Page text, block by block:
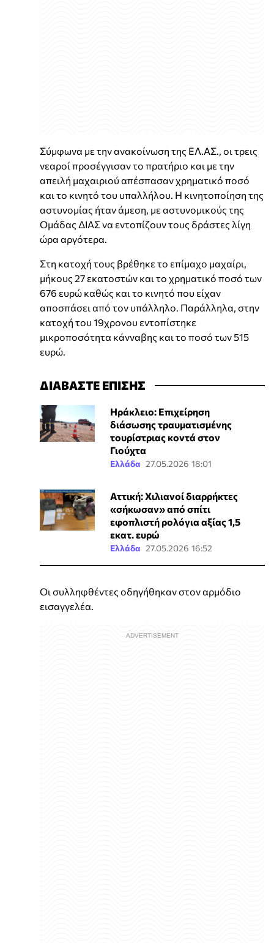
Σύμφωνα με την ανακοίνωση της ΕΛ.ΑΣ., οι τρεις
νεαροί προσέγγισαν το πρατήριο και με την
απειλή μαχαιριού απέσπασαν χρηματικό ποσό
και το κινητό του υπαλλήλου. Η κινητοποίηση της
αστυνομίας ήταν άμεση, με αστυνομικούς της
Ομάδας ΔΙΑΣ να εντοπίζουν τους δράστες λίγη
ώρα αργότερα.
Στη κατοχή τους βρέθηκε το επίμαχο μαχαίρι,
μήκους 27 εκατοστών και το χρηματικό ποσό των
676 ευρώ καθώς και το κινητό που είχαν
αποσπάσει από τον υπάλληλο. Παράλληλα, στην
κατοχή του 19χρονου εντοπίστηκε
μικροποσότητα κάνναβης και το ποσό των 515
ευρώ.
ΔΙΑΒΑΣΤΕ ΕΠΙΣΗΣ
Ηράκλειο: Επιχείρηση
διάσωσης τραυματισμένης
τουρίστριας κοντά στον
Γιούχτα
Ελλάδα 27.05.2026 18:01
Αττική: Χιλιανοί διαρρήκτες
«σήκωσαν» από σπίτι
εφοπλιστή ρολόγια αξίας 1,5
εκατ. ευρώ
Ελλάδα 27.05.2026 16:52
Οι συλληφθέντες οδηγήθηκαν στον αρμόδιο
εισαγγελέα.